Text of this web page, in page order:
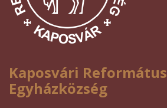
Kaposvári Református
Egyházközség